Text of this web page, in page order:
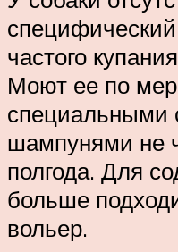
частого
Моют ее по
специальными
шампунями не
полгода. Для
больше
вольер.